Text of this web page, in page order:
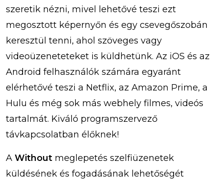
szeretik nézni, mivel lehetővé teszi ezt
megosztott képernyőn és egy csevegőszobán
keresztül tenni, ahol szöveges vagy
videoüzeneteteket is küldhetünk. Az iOS és az
Android felhasználók számára egyaránt
elérhetővé teszi a Netflix, az Amazon Prime, a
Hulu és még sok más webhely filmes, videós
tartalmát. Kiváló programszervező
távkapcsolatban élőknek!
A Without meglepetés szelfiüzenetek
küldésének és fogadásának lehetőségét